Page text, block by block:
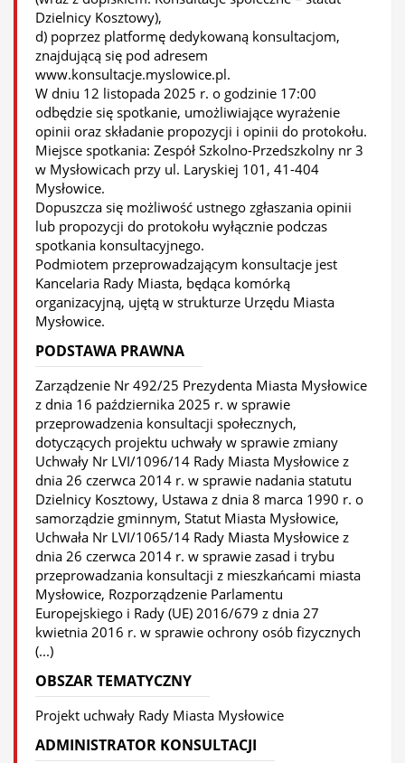
Dzielnicy Kosztowy),
d) poprzez platformę dedykowaną konsultacjom,
znajdującą się pod adresem
www.konsultacje.myslowice.pl.
W dniu 12 listopada 2025 r. o godzinie 17:00
odbędzie się spotkanie, umożliwiające wyrażenie
opinii oraz składanie propozycji i opinii do protokołu.
Miejsce spotkania: Zespół Szkolno-Przedszkolny nr 3
w Mysłowicach przy ul. Laryskiej 101, 41-404
Mysłowice.
Dopuszcza się możliwość ustnego zgłaszania opinii
lub propozycji do protokołu wyłącznie podczas
spotkania konsultacyjnego.
Podmiotem przeprowadzającym konsultacje jest
Kancelaria Rady Miasta, będąca komórką
organizacyjną, ujętą w strukturze Urzędu Miasta
Mysłowice.
PODSTAWA PRAWNA
Zarządzenie Nr 492/25 Prezydenta Miasta Mysłowice
z dnia 16 października 2025 r. w sprawie
przeprowadzenia konsultacji społecznych,
dotyczących projektu uchwały w sprawie zmiany
Uchwały Nr LVI/1096/14 Rady Miasta Mysłowice z
dnia 26 czerwca 2014 r. w sprawie nadania statutu
Dzielnicy Kosztowy, Ustawa z dnia 8 marca 1990 r. o
samorządzie gminnym, Statut Miasta Mysłowice,
Uchwała Nr LVI/1065/14 Rady Miasta Mysłowice z
dnia 26 czerwca 2014 r. w sprawie zasad i trybu
przeprowadzania konsultacji z mieszkańcami miasta
Mysłowice, Rozporządzenie Parlamentu
Europejskiego i Rady (UE) 2016/679 z dnia 27
kwietnia 2016 r. w sprawie ochrony osób fizycznych
(...)
OBSZAR TEMATYCZNY
Projekt uchwały Rady Miasta Mysłowice
ADMINISTRATOR KONSULTACJI